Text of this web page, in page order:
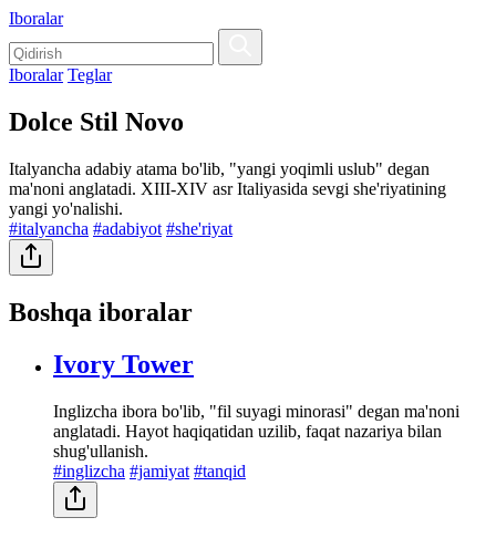
Iboralar
Iboralar Teglar
Dolce Stil Novo
Italyancha adabiy atama bo'lib, "yangi yoqimli uslub" degan
ma'noni anglatadi. XIII-XIV asr Italiyasida sevgi she'riyatining
yangi yo'nalishi.
#italyancha #adabiyot #she'riyat
Boshqa iboralar
Ivory Tower
Inglizcha ibora bo'lib, "fil suyagi minorasi" degan ma'noni
anglatadi. Hayot haqiqatidan uzilib, faqat nazariya bilan
shug'ullanish.
#inglizcha #jamiyat #tanqid